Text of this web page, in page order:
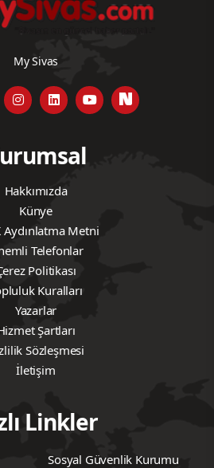
My Sivas
Hakkımızda
Künye
Aydınlatma Metni
Telefonlar
Politikası
Kuralları
Yazarlar
Şartları
Sözleşmesi
İletişim
Linkler
Sosyal Güvenlik Kurumu